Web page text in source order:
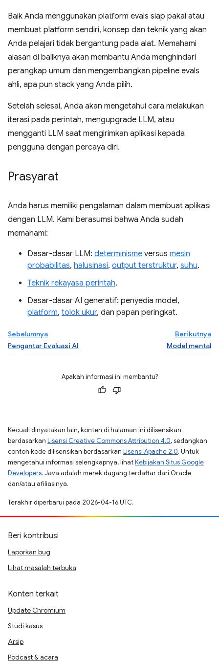
Baik Anda menggunakan platform evals siap pakai atau
membuat platform sendiri, konsep dan teknik yang akan
Anda pelajari tidak bergantung pada alat. Memahami
alasan di baliknya akan membantu Anda menghindari
perangkap umum dan mengembangkan pipeline evals
ahli, apa pun stack yang Anda pilih.
Setelah selesai, Anda akan mengetahui cara melakukan
iterasi pada perintah, mengupgrade LLM, atau
mengganti LLM saat mengirimkan aplikasi kepada
pengguna dengan percaya diri.
Prasyarat
Anda harus memiliki pengalaman dalam membuat aplikasi
dengan LLM. Kami berasumsi bahwa Anda sudah
memahami:
Dasar-dasar LLM: determinisme versus mesin
probabilitas, halusinasi, output terstruktur, suhu.
Teknik rekayasa perintah.
Dasar-dasar AI generatif: penyedia model,
platform, tolok ukur, dan papan peringkat.
Sebelumnya
Pengantar Evaluasi AI
Berikutnya
Model mental
Apakah informasi ini membantu?
Kecuali dinyatakan lain, konten di halaman ini dilisensikan
berdasarkan Lisensi Creative Commons Attribution 4.0, sedangkan
contoh kode dilisensikan berdasarkan Lisensi Apache 2.0. Untuk
mengetahui informasi selengkapnya, lihatKebijakan Situs Google
Developers. Java adalah merek dagang terdaftar dari Oracle
dan/atau afiliasinya.
Terakhir diperbarui pada 2026-04-16 UTC.
Beri kontribusi
Laporkan bug
Lihat masalah terbuka
Konten terkait
Update Chromium
Studi kasus
Arsip
Podcast & acara